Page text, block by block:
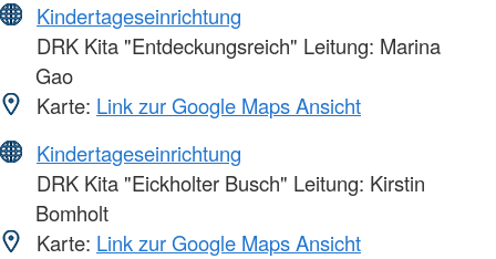
Kindertageseinrichtung
DRK Kita "Entdeckungsreich" Leitung: Marina
Gao
Karte: Link zur Google Maps Ansicht
Kindertageseinrichtung
DRK Kita "Eickholter Busch" Leitung: Kirstin
Bomholt
Karte: Link zur Google Maps Ansicht